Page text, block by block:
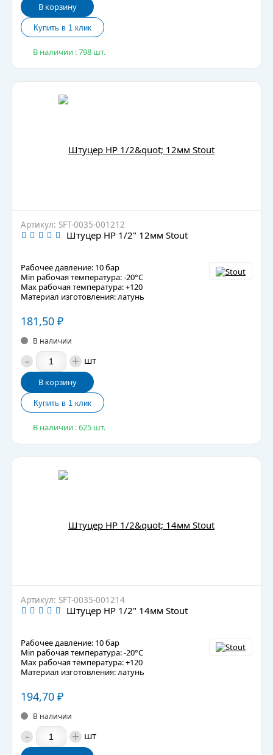
В корзину
В наличии : 798 шт.
Артикул: SFT-0035-001212
Штуцер НР 1/2" 12мм Stout
Рабочее давление: 10 бар
Min рабочая температура: -20°C
Max рабочая температура: +120
Материал изготовления: латунь
181,50 ₽
В наличии
- + шт
В корзину
В наличии : 625 шт.
Артикул: SFT-0035-001214
Штуцер НР 1/2" 14мм Stout
Рабочее давление: 10 бар
Min рабочая температура: -20°C
Max рабочая температура: +120
Материал изготовления: латунь
194,70 ₽
В наличии
- + шт